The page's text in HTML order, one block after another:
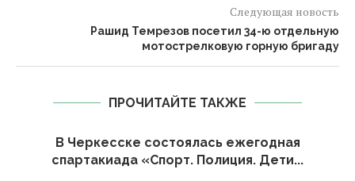
Следующая новость
Рашид Темрезов посетил 34-ю отдельную
мотострелковую горную бригаду
ПРОЧИТАЙТЕ ТАКЖЕ
В Черкесске состоялась ежегодная
спартакиада «Спорт. Полиция. Дети...